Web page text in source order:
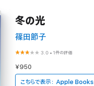
冬の光
篠田節子
3.0 •1件の評価
¥950
こちらで表示： Apple Books